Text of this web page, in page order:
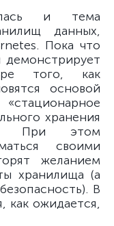
и тема
данных,
Пока что
демонстрирует
того, как
основой
хранения
При этом
своими
желанием
хранилища (а
В
как ожидается,